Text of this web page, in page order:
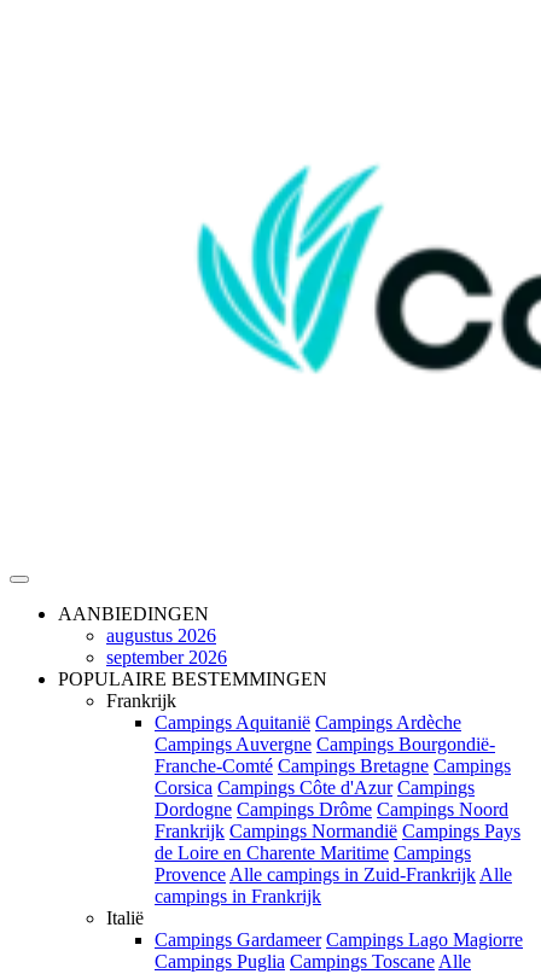
AANBIEDINGEN
augustus 2026
september 2026
POPULAIRE BESTEMMINGEN
Frankrijk
Campings Aquitanië Campings Ardèche
Campings Auvergne Campings Bourgondië-
Franche-Comté Campings Bretagne Campings
Corsica Campings Côte d'Azur Campings
Dordogne Campings Drôme Campings Noord
Frankrijk Campings Normandië Campings Pays
de Loire en Charente Maritime Campings
Provence Alle campings in Zuid-Frankrijk Alle
campings in Frankrijk
Italië
Campings Gardameer Campings Lago Magiorre
Campings Puglia Campings Toscane Alle